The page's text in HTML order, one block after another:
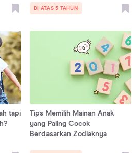
DI ATAS 5 TAHUN
tapi
Tips Memilih Mainan Anak
yang Paling Cocok
Berdasarkan Zodiaknya